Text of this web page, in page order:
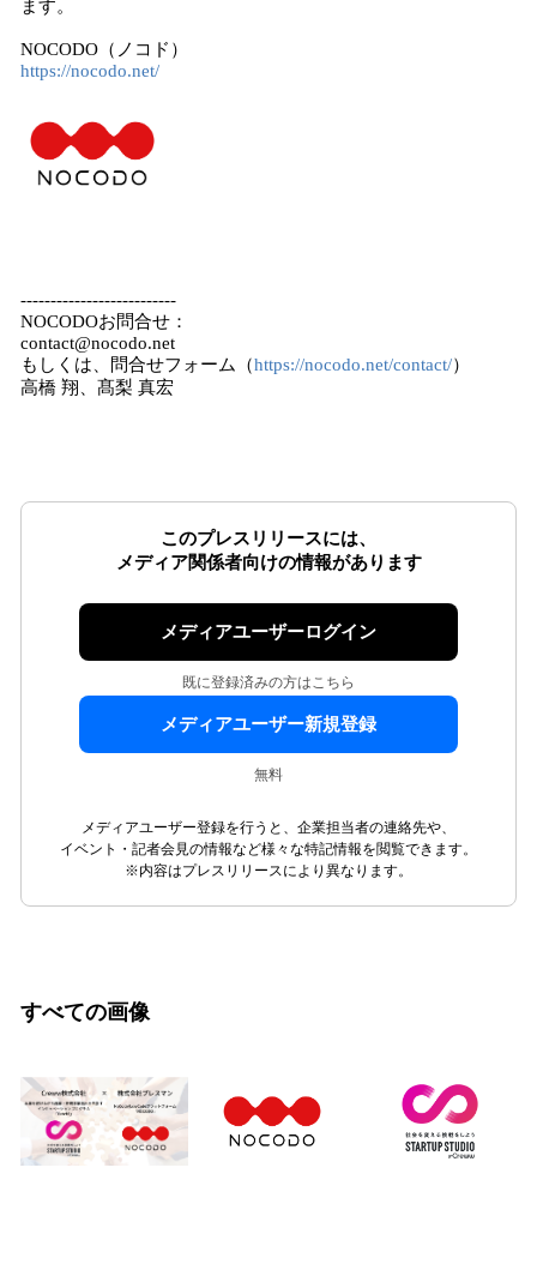
ます。
NOCODO（ノコド）
https://nocodo.net/
--------------------------
NOCODOお問合せ：
contact@nocodo.net
もしくは、問合せフォーム（https://nocodo.net/contact/）
高橋 翔、髙梨 真宏
このプレスリリースには、
メディア関係者向けの情報があります
メディアユーザーログイン
既に登録済みの方はこちら
メディアユーザー新規登録
無料
メディアユーザー登録を行うと、企業担当者の連絡先や、
イベント・記者会見の情報など様々な特記情報を閲覧できます。
※内容はプレスリリースにより異なります。
すべての画像